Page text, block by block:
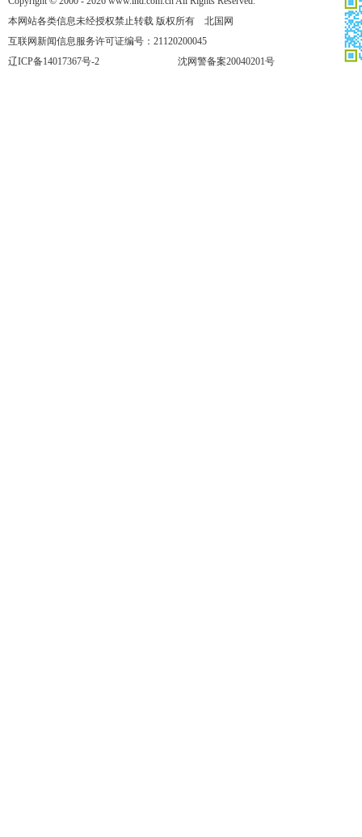
本网站各类信息未经授权禁止转载 版权所有 北国网
互联网新闻信息服务许可证编号：21120200045
辽ICP备14017367号-2
沈网警备案20040201号